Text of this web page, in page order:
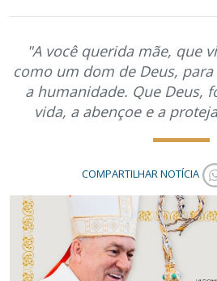
"A você querida mãe, que
como um dom de Deus,
a humanidade. Que Deus,
vida, a abençoe e a
COMPARTILHAR NOTÍCIA